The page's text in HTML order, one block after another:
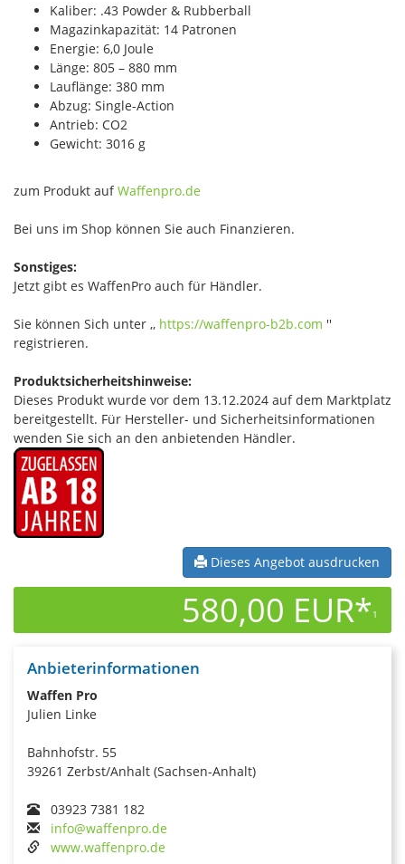
Kaliber: .43 Powder & Rubberball
Magazinkapazität: 14 Patronen
Energie: 6,0 Joule
Länge: 805 – 880 mm
Lauflänge: 380 mm
Abzug: Single-Action
Antrieb: CO2
Gewicht: 3016 g
zum Produkt aufWaffenpro.de
Bei uns im Shop können Sie auch Finanzieren.
Sonstiges:
Jetzt gibt es WaffenPro auch für Händler.
Sie können Sich unter ,, https://waffenpro-b2b.com ''
registrieren.
Produktsicherheitshinweise:
Dieses Produkt wurde vor dem 13.12.2024 auf dem Marktplatz
bereitgestellt. Für Hersteller- und Sicherheitsinformationen
wenden Sie sich an den anbietenden Händler.
Dieses Angebot ausdrucken
580,00 EUR*1
Anbieterinformationen
Waffen Pro
Julien Linke
Bahnhofstr. 55
39261 Zerbst/Anhalt (Sachsen-Anhalt)
03923 7381 182
info@waffenpro.de
www.waffenpro.de